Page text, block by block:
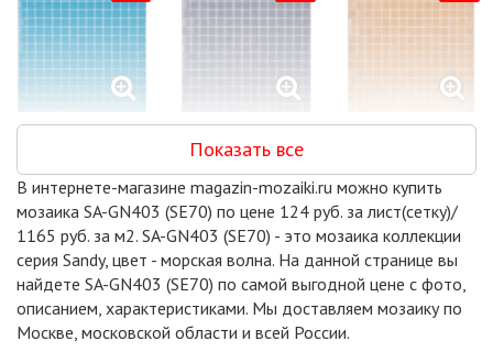
AB03
1989 руб. / кв.м.
AD03
стекло 327x327
1989 руб. / кв.м.
AW11
1989 руб. / кв.м.
AB02 AP02
Показать все
В интернете-магазине magazin-mozaiki.ru можно купить
мозаика SA-GN403 (SE70) по цене 124 руб. за лист(сетку)/
1165 руб. за м2. SA-GN403 (SE70) - это мозаика коллекции
серия Sandy, цвет - морская волна. На данной странице вы
найдете SA-GN403 (SE70) по самой выгодной цене с фото,
описанием, характеристиками. Мы доставляем мозаику по
Москве, московской области и всей России.